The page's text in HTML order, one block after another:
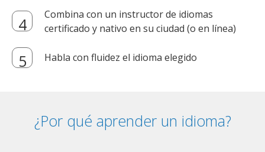
Combina con un instructor de idiomas
certificado y nativo en su ciudad (o en línea)
Habla con fluidez el idioma elegido
¿Por qué aprender un idioma?